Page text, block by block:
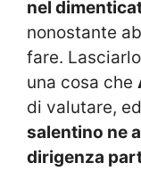
nel
nonostante
fare.
una cosa che
di valutare,
salentino ne
dirigenza